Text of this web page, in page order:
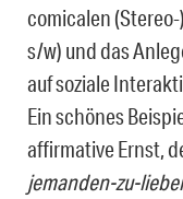
comicalen
s/w) und das
auf soziale
Ein schönes
affirmative Ernst,
jemanden-zu-